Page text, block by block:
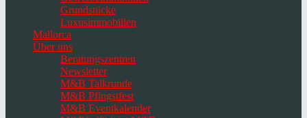
Grundstücke
Luxusimmobilien
Mallorca
Über uns
Beratungszentren
Newsletter
M&B Talkrunde
M&B Pfingstfest
M&B Eventkalender